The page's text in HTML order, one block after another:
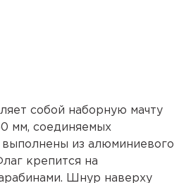
собой наборную мачту
мм, соединяемых
из алюминиевого
крепится на
Шнур наверху